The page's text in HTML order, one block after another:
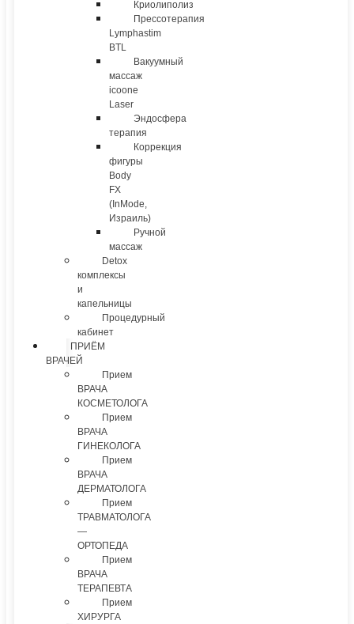
Криолиполиз
Прессотерапия
Lymphastim
BTL
Вакуумный
массаж
icoone
Laser
Эндосфера
терапия
Коррекция
фигуры
Body
FX
(InMode,
Израиль)
Ручной
массаж
Detox
комплексы
и
капельницы
Процедурный
кабинет
ПРИЁМ
ВРАЧЕЙ
Прием
ВРАЧА
КОСМЕТОЛОГА
Прием
ВРАЧА
ГИНЕКОЛОГА
Прием
ВРАЧА
ДЕРМАТОЛОГА
Прием
ТРАВМАТОЛОГА
—
ОРТОПЕДА
Прием
ВРАЧА
ТЕРАПЕВТА
Прием
ХИРУРГА